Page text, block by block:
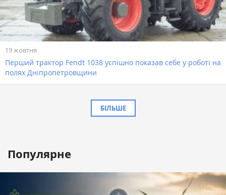
19 жовтня
Перший трактор Fendt 1038 успішно показав себе у роботі на
полях Дніпропетровщини
БІЛЬШЕ
Популярне